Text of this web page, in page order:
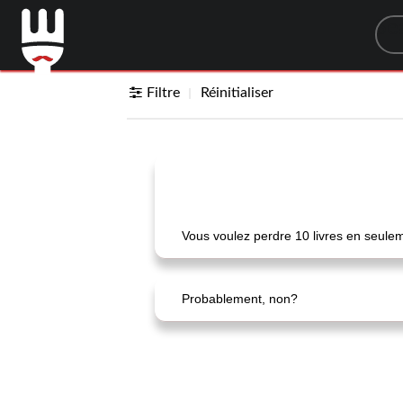
Filtre Réinitialiser
Vous voulez perdre 10 livres en
Probablement, non?